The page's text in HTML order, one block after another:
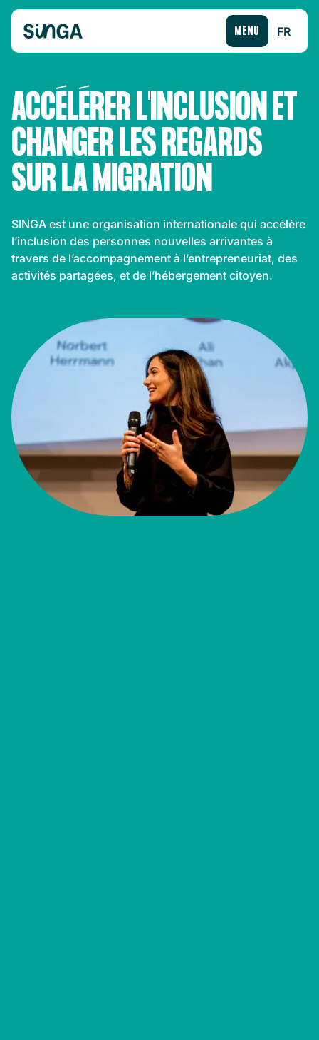
MENU FR
ACCÉLÉRER L'INCLUSION ET
CHANGER LES REGARDS
SUR LA MIGRATION
SINGA est une organisation internationale qui accélère
l’inclusion des personnes nouvelles arrivantes à
travers de l’accompagnement à l’entrepreneuriat, des
activités partagées, et de l’hébergement citoyen.